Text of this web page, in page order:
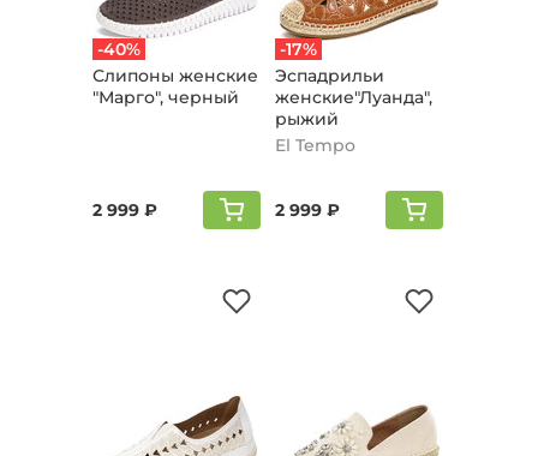
-40%
Слипоны женские
"Марго", черный
2 999 ₽
-17%
Эспадрильи
женские"Луанда",
рыжий
El Tempo
2 999 ₽